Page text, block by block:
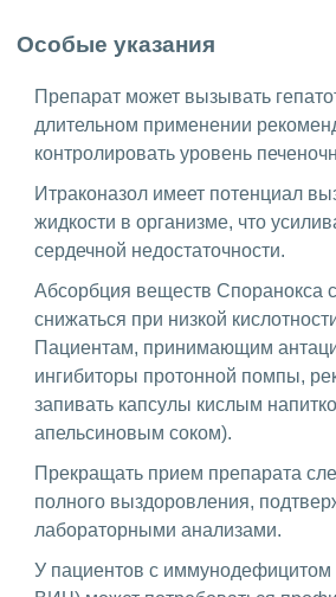
Особые указания
Препарат может вызывать
длительном применении
контролировать уровень
Итраконазол имеет потенциал
жидкости в организме, что
сердечной недостаточности.
Абсорбция веществ Споранокса
снижаться при низкой
Пациентам, принимающим
ингибиторы протонной помпы,
запивать капсулы кислым
апельсиновым соком).
Прекращать прием препарата
полного выздоровления,
лабораторными анализами.
У пациентов с иммунодефицитом